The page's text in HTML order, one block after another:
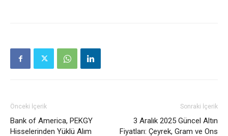
Önceki İçerik
Bank of America, PEKGY
Hisselerinden Yüklü Alım
Sonraki İçerik
3 Aralık 2025 Güncel Altın
Fiyatları: Çeyrek, Gram ve Ons